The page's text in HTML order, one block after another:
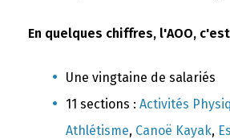
En quelques chiffres, l'AOO,
Une vingtaine de salariés
11 sections : Activités
Athlétisme, Canoë Kayak,